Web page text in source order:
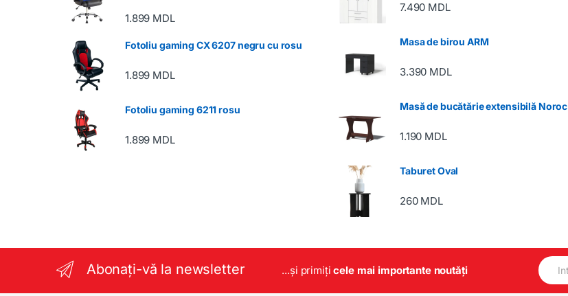
1.899 MDL
Fotoliu gaming CX 6207 negru cu rosu
1.899 MDL
Fotoliu gaming 6211 rosu
1.899 MDL
7.490 MDL
Masa de birou ARM
3.390 MDL
Masă de bucătărie extensibilă Noroc
1.190 MDL
Taburet Oval
260 MDL
Abonați-vă la newsletter ...și primițicele mai importante noutăți
E
m